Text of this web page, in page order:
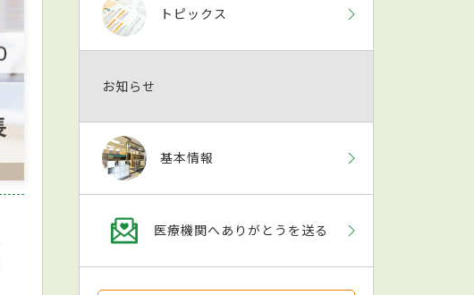
トピックス
お知らせ
基本情報
医療機関へありがとうを送る